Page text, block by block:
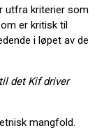
utfra kriterier som
er kritisk til
i løpet av de
det Kif driver
mangfold.